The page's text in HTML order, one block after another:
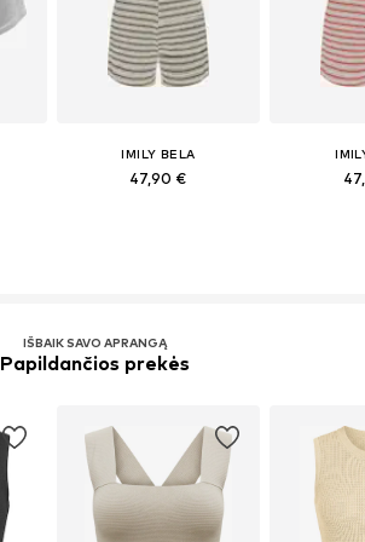
IMILY BELA
47,90 €
IŠBAIK SAVO APRANGĄ
Papildančios prekės